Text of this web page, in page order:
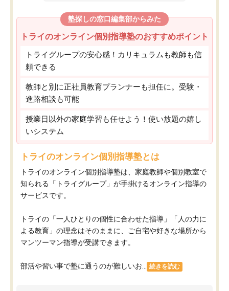
塾探しの窓口編集部からみた
トライのオンライン個別指導塾のおすすめポイント
トライグループの安心感！カリキュラムも教師も信
頼できる
教師と別に正社員教育プランナーも担任に。受験・
進路相談も可能
授業日以外の家庭学習も任せよう！使い放題の嬉し
いシステム
トライのオンライン個別指導塾とは
トライのオンライン個別指導塾は、家庭教師や個別教室で
知られる「トライグループ」が手掛けるオンライン指導の
サービスです。
トライの「一人ひとりの個性に合わせた指導」「人の力に
よる教育」の理念はそのままに、ご自宅や好きな場所から
マンツーマン指導が受講できます。
部活や習い事で塾に通うのが難しいお... 続きを読む